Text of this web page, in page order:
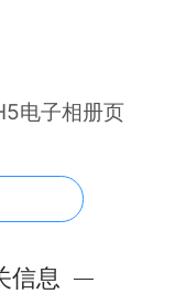
电子相册页
100张图文，精
载到本地，存
信息